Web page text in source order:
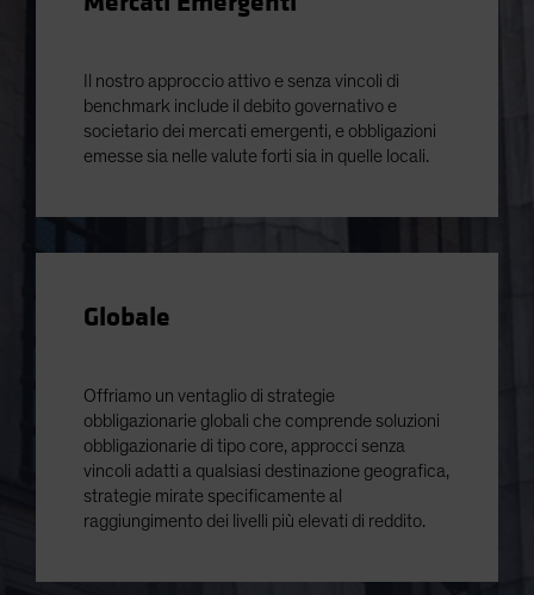
Il nostro approccio attivo e senza vincoli di
benchmark include il debito governativo e
societario dei mercati emergenti, e obbligazioni
emesse sia nelle valute forti sia in quelle locali.
Globale
Offriamo un ventaglio di strategie
obbligazionarie globali che comprende soluzioni
obbligazionarie di tipo core, approcci senza
vincoli adatti a qualsiasi destinazione geografica,
strategie mirate specificamente al
raggiungimento dei livelli più elevati di reddito.